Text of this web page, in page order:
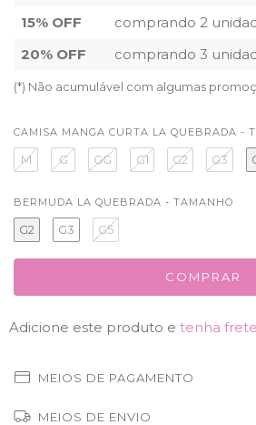
15% OFF
comprando 2
20% OFF
comprando 3
(*) Não acumulável com algumas
CAMISA MANGA CURTA LA QUEBRADA -
M G GG G1 G2 G3
BERMUDA LA QUEBRADA - TAMANHO
G2 G3 G5
Adicione este produto e tenha
MEIOS DE PAGAMENTO
MEIOS DE ENVIO